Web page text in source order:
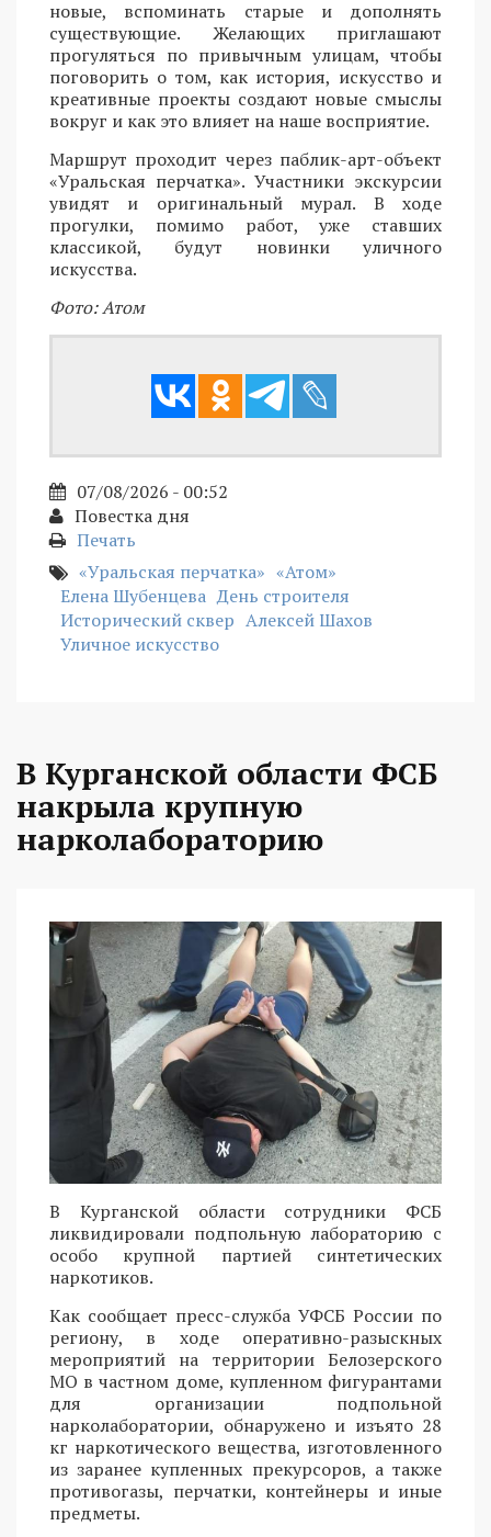
новые, вспоминать старые и дополнять
существующие. Желающих приглашают
прогуляться по привычным улицам, чтобы
поговорить о том, как история, искусство и
креативные проекты создают новые смыслы
вокруг и как это влияет на наше восприятие.
Маршрут проходит через паблик-арт-объект
«Уральская перчатка». Участники экскурсии
увидят и оригинальный мурал. В ходе
прогулки, помимо работ, уже ставших
классикой, будут новинки уличного
искусства.
Фото: Атом
07/08/2026 - 00:52
Повестка дня
Печать
«Уральская перчатка» «Атом»
Елена Шубенцева День строителя
Исторический сквер Алексей Шахов
Уличное искусство
В Курганской области ФСБ
накрыла крупную
нарколабораторию
В Курганской области сотрудники ФСБ
ликвидировали подпольную лабораторию с
особо крупной партией синтетических
наркотиков.
Как сообщает пресс-служба УФСБ России по
региону, в ходе оперативно-разыскных
мероприятий на территории Белозерского
МО в частном доме, купленном фигурантами
для организации подпольной
нарколаборатории, обнаружено и изъято 28
кг наркотического вещества, изготовленного
из заранее купленных прекурсоров, а также
противогазы, перчатки, контейнеры и иные
предметы.